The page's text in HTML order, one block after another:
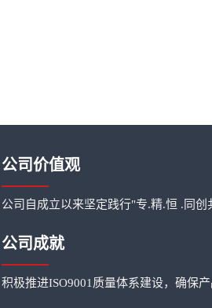
公司价值观
公司自成立以来坚定践行"专.精.恒 .同
公司成就
积极推进ISO9001质量体系建设，确保产